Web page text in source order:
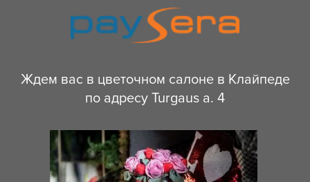
Ждем вас в цветочном салоне в Клайпеде
по адресу Turgaus a. 4